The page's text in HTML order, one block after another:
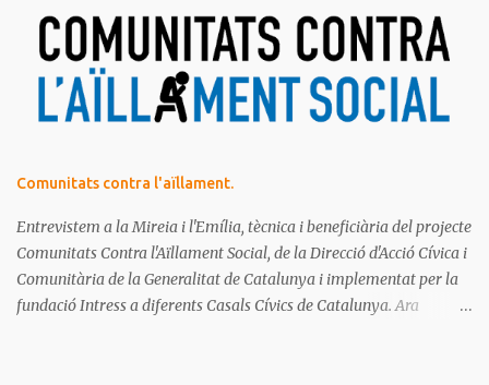
Ja saps el que diem, no t'ho pots perdre!
Comunitats contra l'aïllament.
Entrevistem a la Mireia i l'Emília, tècnica i beneficiària del projecte
Comunitats Contra l'Aïllament Social, de la Direcció d'Acció Cívica i
Comunitària de la Generalitat de Catalunya i implementat per la
fundació Intress a diferents Casals Cívics de Catalunya. Ara